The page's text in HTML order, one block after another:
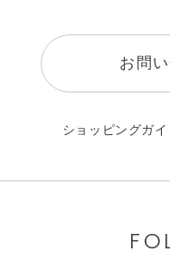
お問
ショッピングガイ